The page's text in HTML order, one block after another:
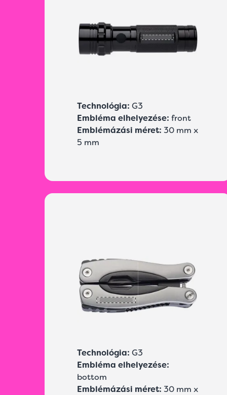
Technológia: G3
Embléma elhelyezése: front
Emblémázási méret: 30 mm x
5 mm
Technológia: G3
Embléma elhelyezése:
bottom
Emblémázási méret: 30 mm x